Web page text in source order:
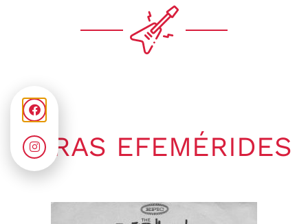
OTRAS EFEMÉRIDES